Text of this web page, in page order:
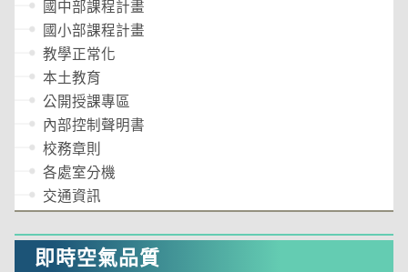
國中部課程計畫
國小部課程計畫
教學正常化
本土教育
公開授課專區
內部控制聲明書
校務章則
各處室分機
交通資訊
即時空氣品質